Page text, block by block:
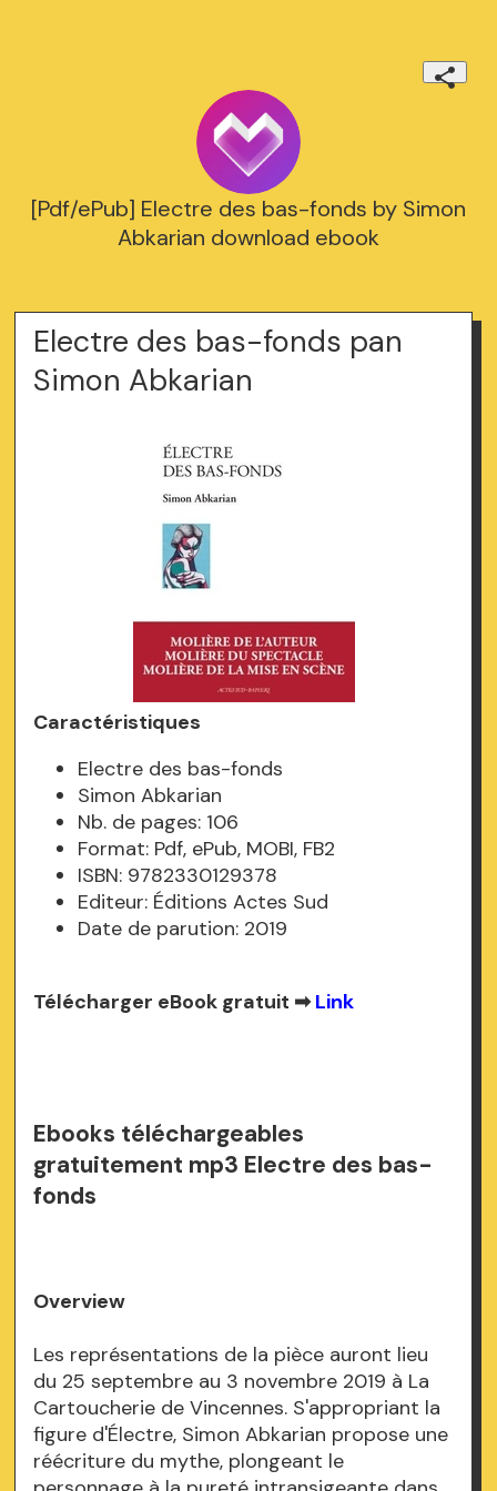
[Pdf/ePub] Electre des bas-fonds by Simon
Abkarian download ebook
Electre des bas-fonds pan
Simon Abkarian
Caractéristiques
Electre des bas-fonds
Simon Abkarian
Nb. de pages: 106
Format: Pdf, ePub, MOBI, FB2
ISBN: 9782330129378
Editeur: Éditions Actes Sud
Date de parution: 2019
Télécharger eBook gratuit ➡Link
Ebooks téléchargeables
gratuitement mp3 Electre des bas-
fonds
Overview
Les représentations de la pièce auront lieu
du 25 septembre au 3 novembre 2019 à La
Cartoucherie de Vincennes. S'appropriant la
figure d'Électre, Simon Abkarian propose une
réécriture du mythe, plongeant le